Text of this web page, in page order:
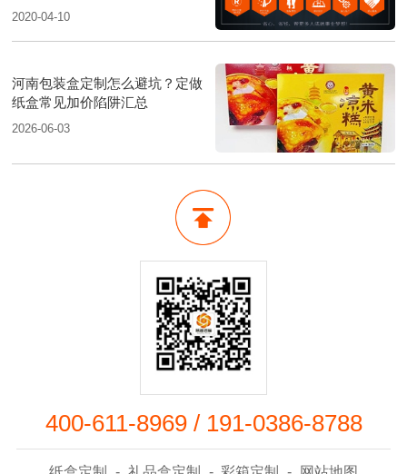
2020-04-10
河南包装盒定制怎么避坑？定做
纸盒常见加价陷阱汇总
2026-06-03
400-611-8969/ 191-0386-8788